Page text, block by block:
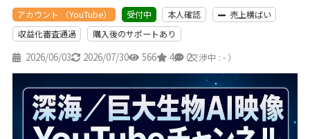
アカウント （YouTube） 受付中 本人確認
売上横ばい
収益化審査通過
購入後のサポートあり
2026/06/03 2026/07/30 566 4 2
（交渉中 : - ）